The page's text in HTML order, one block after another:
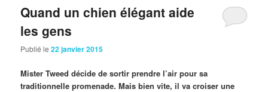
Quand un chien élégant aide
les gens
Publié le22 janvier 2015
Mister Tweed décide de sortir prendre l’air pour sa
traditionnelle promenade. Mais bien vite, il va croiser une